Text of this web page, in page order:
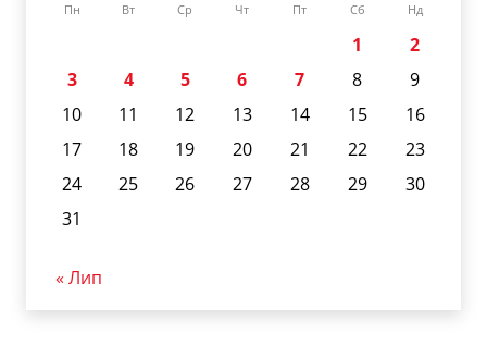
Пн Вт Ср Чт Пт Сб Нд
1
2
3
4 5 6 7 8
9
10
11 12 13 14 15
16
17
18 19 20 21 22
23
24
25 26 27 28 29
30
31
« Лип